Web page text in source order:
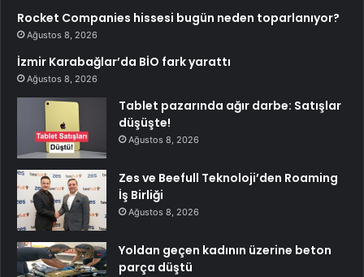
Rocket Companies hissesi bugün neden toparlanıyor?
Ağustos 8, 2026
İzmir Karabağlar’da BİO fark yarattı
Ağustos 8, 2026
Tablet pazarında ağır darbe: Satışlar
düşüşte!
Ağustos 8, 2026
Zes ve Beefull Teknoloji’den Roaming
İş Birliği
Ağustos 8, 2026
Yoldan geçen kadının üzerine beton
parça düştü